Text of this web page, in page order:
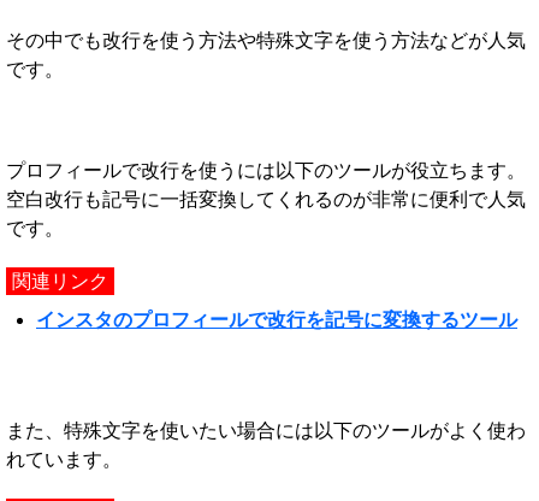
その中でも改行を使う方法や特殊文字を使う方法などが人気
です。
プロフィールで改行を使うには以下のツールが役立ちます。
空白改行も記号に一括変換してくれるのが非常に便利で人気
です。
関連リンク
インスタのプロフィールで改行を記号に変換するツール
また、特殊文字を使いたい場合には以下のツールがよく使わ
れています。